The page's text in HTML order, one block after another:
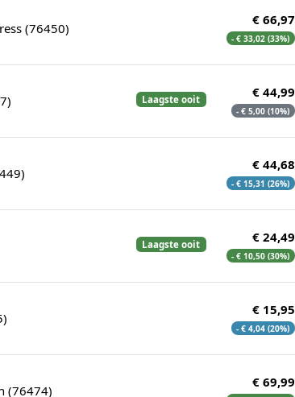
(76450)
€ 66,97
- € 33,02 (33%)
Laagste ooit € 44,99
- € 5,00 (10%)
€ 44,68
- € 15,31 (26%)
Laagste ooit € 24,49
- € 10,50 (30%)
€ 15,95
- € 4,04 (20%)
(76474)
€ 69,99